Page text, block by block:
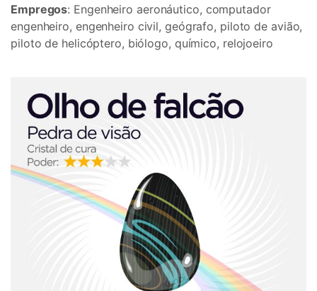
Empregos: Engenheiro aeronáutico, computador
engenheiro, engenheiro civil, geógrafo, piloto de avião,
piloto de helicóptero, biólogo, químico, relojoeiro